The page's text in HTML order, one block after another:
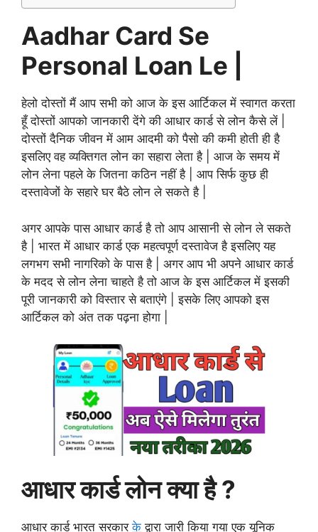
Aadhar Card Se
Personal Loan Le |
हेलो दोस्तों मैं आप सभी को आज के इस आर्टिकल में स्वागत करता
हूँ दोस्तों आपको जानकारी देंगे की आधार कार्ड से लोन कैसे लें |
दोस्तों दैनिक जीवन में आम आदमी को पैसो की कमी होती ही है
इसलिए वह व्यक्तिगत लोन का सहारा लेता है | आज के समय में
लोन लेना पहले के जितना कठिन नहीं है | आप सिर्फ कुछ ही
दस्तावेजों के सहारे घर बैठे लोन ले सकते है |
अगर आपके पास आधार कार्ड है तो आप आसानी से लोन ले सकते
है | भारत में आधार कार्ड एक महत्वपूर्ण दस्तावेज है इसलिए यह
लगभग सभी नागरिको के पास है | अगर आप भी अपने आधार कार्ड
के मदद से लोन लेना चाहते है तो आज के इस आर्टिकल में इसकी
पूरी जानकारी को विस्तार से बताएंगे | इसके लिए आपको इस
आर्टिकल को अंत तक पढ़ना होगा |
आधार कार्ड लोन क्या है ?
आधार कार्ड भारत सरकारके द्वारा जारी किया गया एक यूनिक